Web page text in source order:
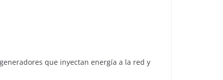
que inyectan energía a la red y